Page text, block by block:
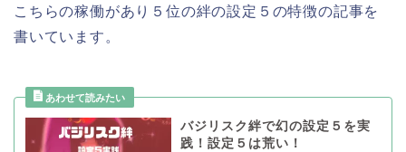
こちらの稼働があり５位の絆の設定５の特徴の記事を
書いています。
バジリスク絆で幻の設定５を実
践！設定５は荒い！